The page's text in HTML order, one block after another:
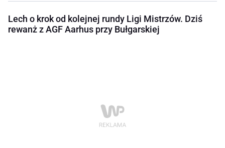
Lech o krok od kolejnej rundy Ligi Mistrzów. Dziś
rewanż z AGF Aarhus przy Bułgarskiej